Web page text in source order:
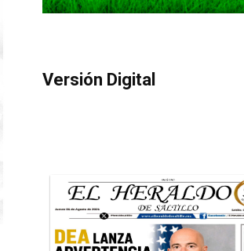
Versión Digital